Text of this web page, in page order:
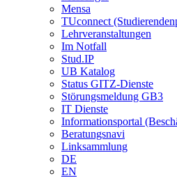
Mensa
TUconnect
Lehrveranstaltungen
Im Notfall
Stud.IP
UB Katalog
Status GITZ-Dienste
Störungsmeldung GB3
IT Dienste
Informationsportal
Beratungsnavi
Linksammlung
DE
EN